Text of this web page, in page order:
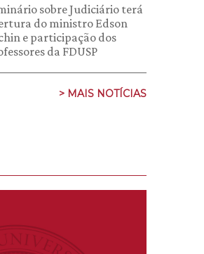
sobre Judiciário terá
do ministro Edson
e participação dos
da FDUSP
> MAIS NOTÍCIAS